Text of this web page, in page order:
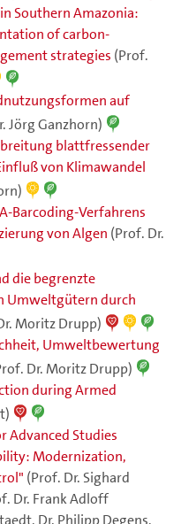
Southern Amazonia:
of carbon-
strategies (Prof.
auf
Jörg Ganzhorn)
blattfressender
von Klimawandel
Barcoding-Verfahrens
von Algen (Prof. Dr.
die begrenzte
Umweltgütern durch
Moritz Drupp)
Umweltbewertung
Dr. Moritz Drupp)
during Armed
Advanced Studies
Modernization,
(Prof. Dr. Sighard
Dr. Frank Adloff
Dr. Philipp Degens,